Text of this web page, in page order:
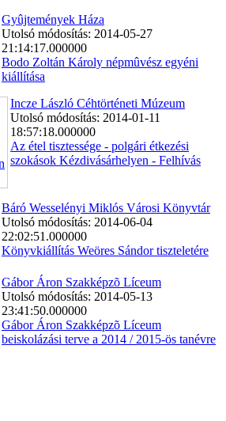
Gyûjtemények Háza
Utolsó módosítás: 2014-05-27
21:14:17.000000
Bodo Zoltán Károly népmûvész egyéni
kiállítása
Incze László Céhtörténeti Múzeum
Utolsó módosítás: 2014-01-11
18:57:18.000000
Az étel tisztessége - polgári étkezési
szokások Kézdivásárhelyen - Felhívás
Báró Wesselényi Miklós Városi Könyvtár
Utolsó módosítás: 2014-06-04
22:02:51.000000
Könyvkiállítás Weöres Sándor tiszteletére
Gábor Áron Szakképzõ Líceum
Utolsó módosítás: 2014-05-13
23:41:50.000000
Gábor Áron Szakképzõ Líceum
beiskolázási terve a 2014 / 2015-ös tanévre